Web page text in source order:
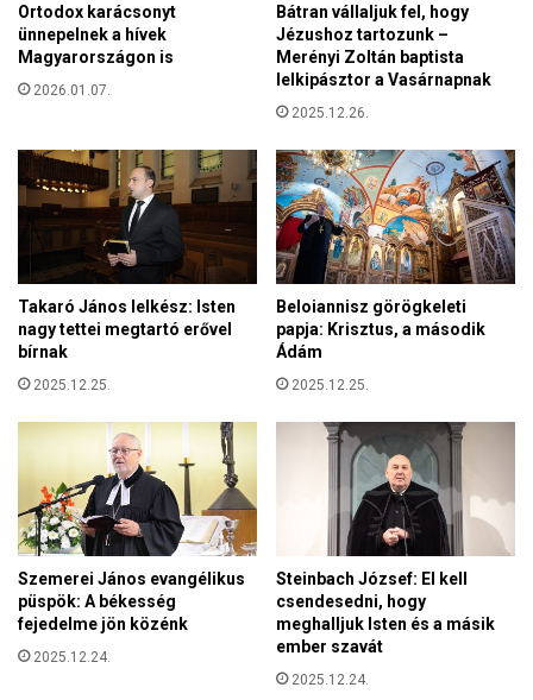
z
a
e
e
n
e
k
á
s
s
z
e
s
a
D
u
n
a
s
o
r
á
n
Ortodox karácsonyt
ünnepelnek a hívek
Magyarországon is
2026.01.07.
Bátran vállaljuk fel, hogy
Jézushoz tartozunk –
Merényi Zoltán baptista
lelkipásztor a Vasárnapnak
2025.12.26.
Takaró János lelkész: Isten
nagy tettei megtartó erővel
bírnak
2025.12.25.
Beloiannisz görögkeleti
papja: Krisztus, a második
Ádám
2025.12.25.
Szemerei János evangélikus
püspök: A békesség
fejedelme jön közénk
2025.12.24.
Steinbach József: El kell
csendesedni, hogy
meghalljuk Isten és a másik
ember szavát
2025.12.24.